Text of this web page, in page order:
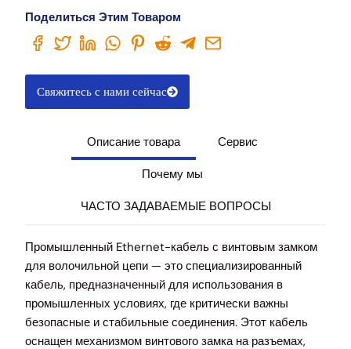
Поделиться Этим Товаром
Свяжитесь с нами сейчас
Описание товара Сервис
Почему мы
ЧАСТО ЗАДАВАЕМЫЕ ВОПРОСЫ
Промышленный Ethernet-кабель с винтовым замком
для волочильной цепи — это специализированный
кабель, предназначенный для использования в
промышленных условиях, где критически важны
безопасные и стабильные соединения. Этот кабель
оснащен механизмом винтового замка на разъемах,